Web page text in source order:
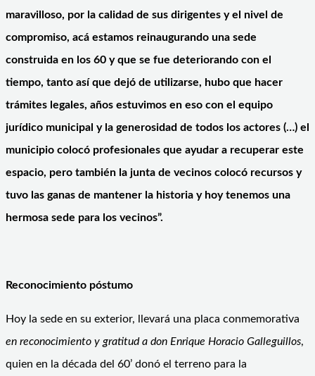
maravilloso, por la calidad de sus dirigentes y el nivel de
compromiso, acá estamos reinaugurando una sede
construida en los 60 y que se fue deteriorando con el
tiempo, tanto así que dejó de utilizarse, hubo que hacer
trámites legales, años estuvimos en eso con el equipo
jurídico municipal y la generosidad de todos los actores (…) el
municipio colocó profesionales que ayudar a recuperar este
espacio, pero también la junta de vecinos colocó recursos y
tuvo las ganas de mantener la historia y hoy tenemos una
hermosa sede para los vecinos”.
Reconocimiento póstumo
Hoy la sede en su exterior, llevará una placa conmemorativa
en reconocimiento y gratitud a don Enrique Horacio Galleguillos,
quien en la década del 60’ donó el terreno para la